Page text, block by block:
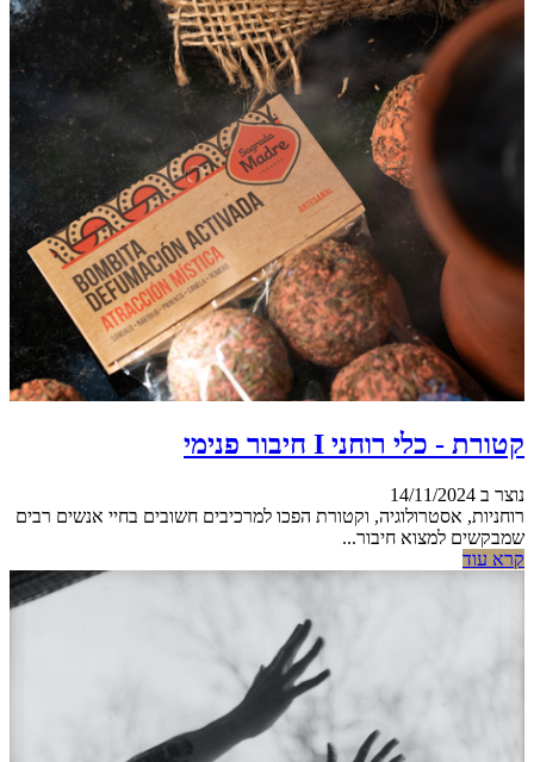
קטורת - כלי רוחני I חיבור פנימי
נוצר ב 14/11/2024
רוחניות, אסטרולוגיה, וקטורת הפכו למרכיבים חשובים בחיי אנשים רבים
שמבקשים למצוא חיבור...
קרא עוד